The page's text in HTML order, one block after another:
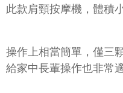
此款肩頸按摩機，體積
操作上相當簡單，僅三
給家中長輩操作也非常